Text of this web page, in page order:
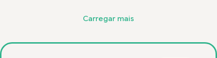
Carregar mais